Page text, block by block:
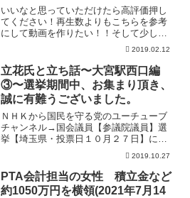
いいなと思っていただけたら高評価押し
てください！再生数よりもこちらを参考
にして動画を作りたい！！そして少しで
も面白いなと思っていただけたらぜひ
まだ突っ走ります！ぜひ動画への字幕協
力お願いいたします！！海外...
2019.02.12
立花氏と立ち話〜大宮駅西口編
③〜選挙期間中、お集まり頂き、
誠に有難うございました。
ＮＨＫから国民を守る党のユーチューブ
チャンネル→国会議員【参議院議員】選
挙【埼玉県・投票日１０月２７日】に立
候補中の政治家YouTuberなまえ 立花孝
志おとし 【５２才】血液型 えーー
ー 性別 漢 生き方 傾奇者（かぶ
きもの）性格 ち...
2019.10.27
PTA会計担当の女性 積立金など
約1050万円を横領(2021年7月14